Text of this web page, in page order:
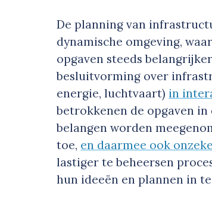
De planning van
dynamische omgeving,
opgaven steeds
besluitvorming over
energie, luchtvaart) in
betrokkenen de opgaven
belangen worden
toe, en daarmee ook
lastiger te beheersen
hun ideeën en plannen in